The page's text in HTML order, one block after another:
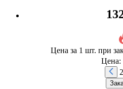
Цена за 1 шт. при
Цена: